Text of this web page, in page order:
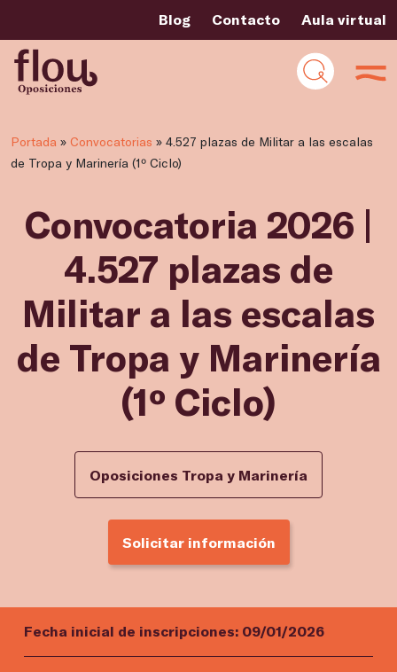
Blog Contacto Aula virtual
Portada » Convocatorias » 4.527 plazas de Militar a las escalas
de Tropa y Marinería (1º Ciclo)
Convocatoria 2026 |
4.527 plazas de
Militar a las escalas
de Tropa y Marinería
(1º Ciclo)
Oposiciones Tropa y Marinería
Solicitar información
Fecha inicial de inscripciones: 09/01/2026